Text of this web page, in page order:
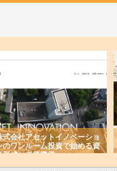
式会社アセットイノベーショ
のワンルーム投資で始める資
形成と老後準備